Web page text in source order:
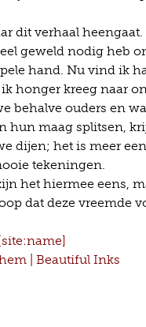
dit verhaal
geweld nodig heb
hand. Nu vind ik
honger kreeg naar
behalve ouders en
hun maag splitsen,
dijen; het is meer
tekeningen.
het hiermee eens,
dat deze vreemde
| Beautiful Inks